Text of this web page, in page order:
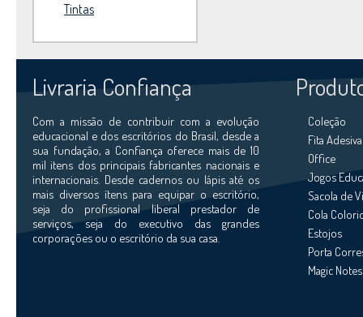
Tintas
Livraria Confiança
Com a missão de contribuir com a evolução
educacional e dos escritórios do Brasil, desde a
sua fundação, a Confiança oferece mais de 10
mil itens dos principais fabricantes nacionais e
internacionais. Desde cadernos ou lápis até os
mais diversos ítens para equipar o escritório,
seja do profissional liberal prestador de
serviços, seja do executivo das grandes
corporações ou o escritório da sua casa.
Coleção
Fita Adesiva
Office
Jogos
Sacola de
Cola
Estojos
Porta
Magic